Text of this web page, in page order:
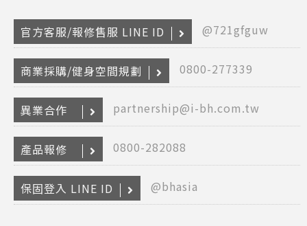
官方客服/報修售服 LINE ID @721gfguw
商業採購/健身空間規劃 0800-277339
異業合作 partnership@i-bh.com.tw
產品報修 0800-282088
保固登入 LINE ID @bhasia